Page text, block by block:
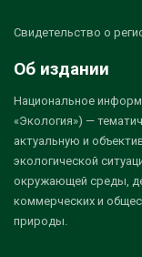
Свидетельство о
Об издании
Национальное
«Экология») —
актуальную и
экологической
окружающей среды,
коммерческих и
природы.